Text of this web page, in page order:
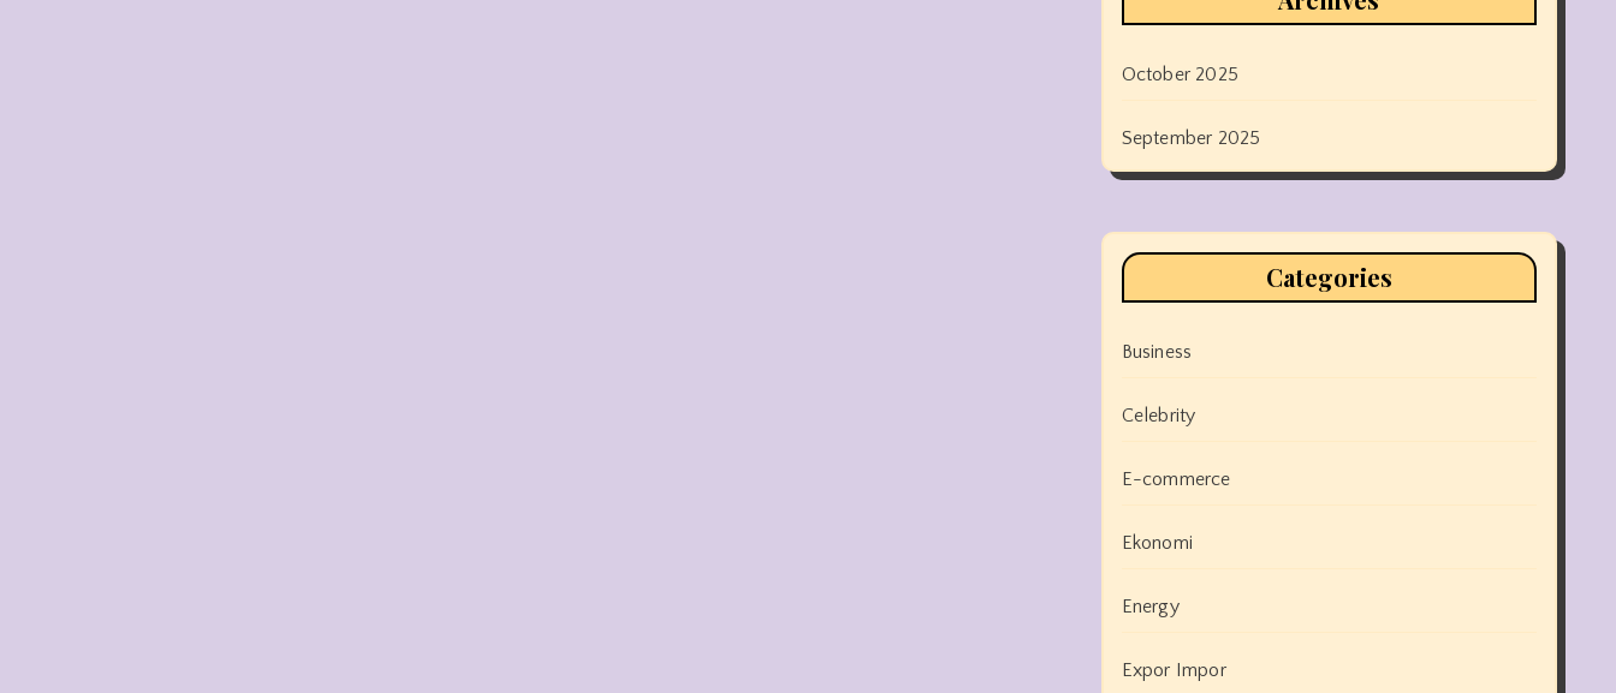
October 2025
September 2025
Categories
Business
Celebrity
E-commerce
Ekonomi
Energy
Expor Impor